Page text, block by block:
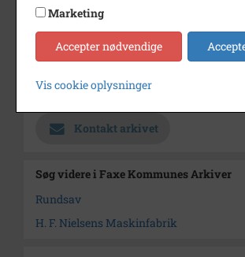
Se på kort
Type
Sogn (1000-2050)
Enhed
Haslev Sogn
Arkiv
Kontakt arkivet
Søg videre i Faxe Kommunes Arkiver
Rundsav
H. F. Nielsens Maskinfabrik
Marketing
Accepter nødvendige
Vis cookie oplysninger